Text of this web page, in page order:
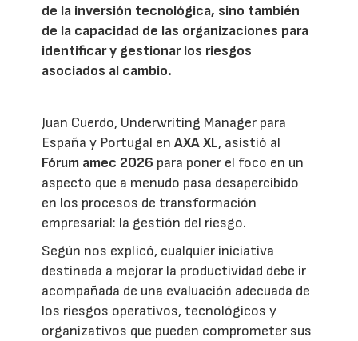
de la inversión tecnológica, sino también
de la capacidad de las organizaciones para
identificar y gestionar los riesgos
asociados al cambio.
Juan Cuerdo, Underwriting Manager para
España y Portugal enAXA XL, asistió al
Fórum amec 2026 para poner el foco en un
aspecto que a menudo pasa desapercibido
en los procesos de transformación
empresarial: la gestión del riesgo.
Según nos explicó, cualquier iniciativa
destinada a mejorar la productividad debe ir
acompañada de una evaluación adecuada de
los riesgos operativos, tecnológicos y
organizativos que pueden comprometer sus